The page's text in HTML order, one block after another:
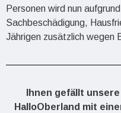
Personen wird nun
Sachbeschädigung,
Jährigen zusätzlich wegen
Ihnen gefällt
HalloOberland mit